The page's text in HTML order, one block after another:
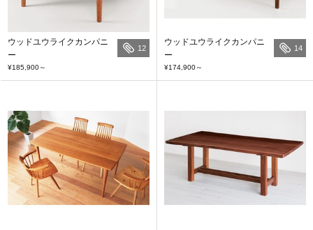
ウッドユウライクカンパニ
ー
¥185,900～
12
ウッドユウライクカンパニ
ー
¥174,900～
14